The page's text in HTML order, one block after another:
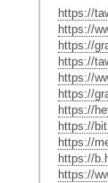
https://
https://
https://
https://
https://
https://
https://
https://
https://
https://
https://